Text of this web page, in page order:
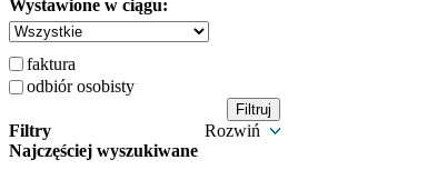
Wystawione w ciągu:
faktura
odbiór osobisty
Filtry
Rozwiń
Najczęściej wyszukiwane